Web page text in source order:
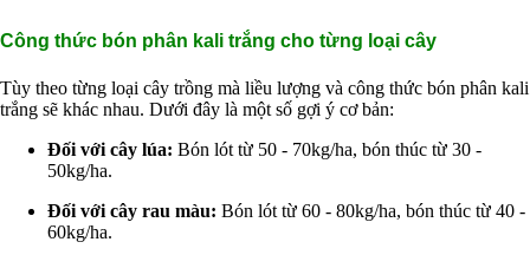
Công thức bón phân kali trắng cho từng loại cây
Tùy theo từng loại cây trồng mà liều lượng và công thức bón phân kali
trắng sẽ khác nhau. Dưới đây là một số gợi ý cơ bản:
Đối với cây lúa: Bón lót từ 50 - 70kg/ha, bón thúc từ 30 -
50kg/ha.
Đối với cây rau màu: Bón lót từ 60 - 80kg/ha, bón thúc từ 40 -
60kg/ha.